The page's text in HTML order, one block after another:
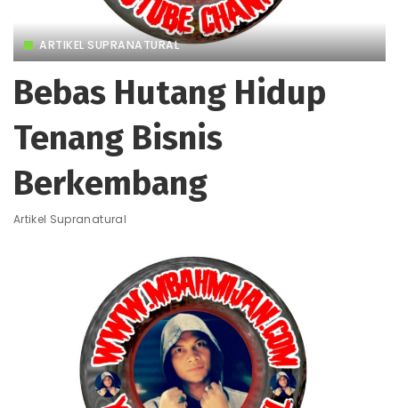
ARTIKEL SUPRANATURAL
Bebas Hutang Hidup
Tenang Bisnis
Berkembang
Artikel Supranatural